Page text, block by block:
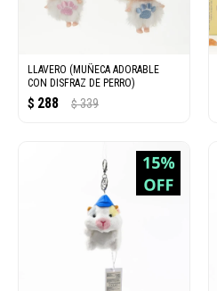
LLAVERO (MUÑECA ADORABLE
CON DISFRAZ DE PERRO)
$ 288 $ 339